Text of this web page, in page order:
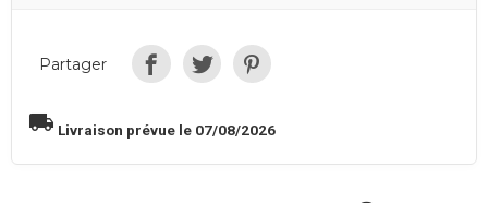
Partager
local_shipping Livraison prévue le 07/08/2026